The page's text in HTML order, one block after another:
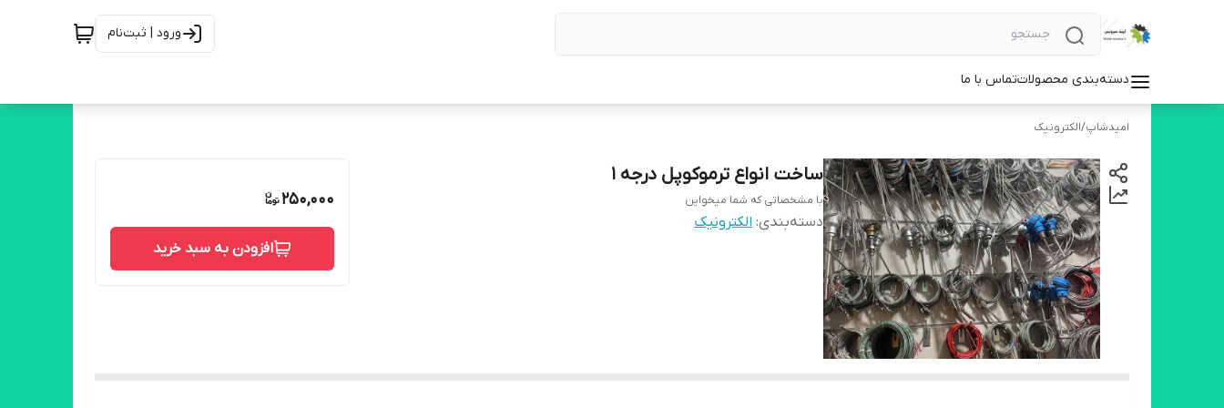
ورود | ثبت‌نام
دسته‌بندی محصولاتتماس با ما
امیدشاپ/الکترونیک
ساخت انواع ترموکوپل درجه 1
با مشخصاتی که شما میخواین
دسته‌بندی: الکترونیک
250,000
افزودن به سبد خرید